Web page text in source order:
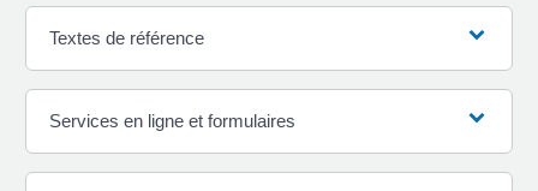
Textes de référence
Services en ligne et formulaires